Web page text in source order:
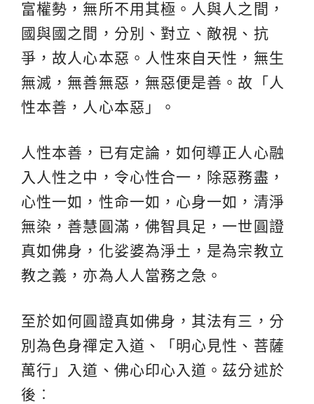
富權勢，無所不用其極。人與人之間，
國與國之間，分別、對立、敵視、抗
爭，故人心本惡。人性來自天性，無生
無滅，無善無惡，無惡便是善。故「人
性本善，人心本惡」。
人性本善，已有定論，如何導正人心融
入人性之中，令心性合一，除惡務盡，
心性一如，性命一如，心身一如，清淨
無染，善慧圓滿，佛智具足，一世圓證
真如佛身，化娑婆為淨土，是為宗教立
教之義，亦為人人當務之急。
至於如何圓證真如佛身，其法有三，分
別為色身禪定入道、「明心見性、菩薩
萬行」入道、佛心印心入道。茲分述於
後︰